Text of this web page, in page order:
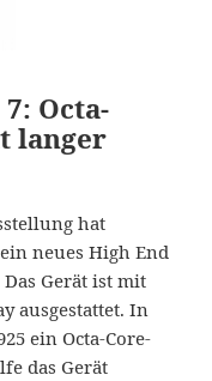
Octa-
langer
hat
neues High End
Gerät ist mit
ausgestattet. In
ein Octa-Core-
das Gerät